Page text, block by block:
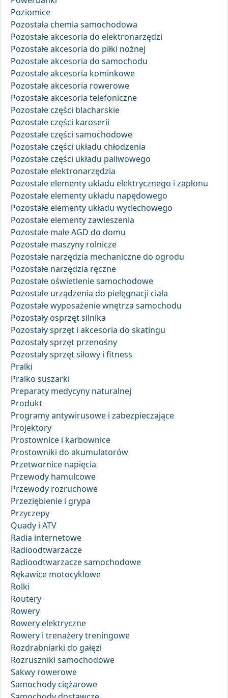
Poziomice
Pozostała chemia samochodowa
Pozostałe akcesoria do elektronarzędzi
Pozostałe akcesoria do piłki nożnej
Pozostałe akcesoria do samochodu
Pozostałe akcesoria kominkowe
Pozostałe akcesoria rowerowe
Pozostałe akcesoria telefoniczne
Pozostałe części blacharskie
Pozostałe części karoserii
Pozostałe części samochodowe
Pozostałe części układu chłodzenia
Pozostałe części układu paliwowego
Pozostałe elektronarzędzia
Pozostałe elementy układu elektrycznego i zapłonu
Pozostałe elementy układu napędowego
Pozostałe elementy układu wydechowego
Pozostałe elementy zawieszenia
Pozostałe małe AGD do domu
Pozostałe maszyny rolnicze
Pozostałe narzędzia mechaniczne do ogrodu
Pozostałe narzędzia ręczne
Pozostałe oświetlenie samochodowe
Pozostałe urządzenia do pielęgnacji ciała
Pozostałe wyposażenie wnętrza samochodu
Pozostały osprzęt silnika
Pozostały sprzęt i akcesoria do skatingu
Pozostały sprzęt przenośny
Pozostały sprzęt siłowy i fitness
Pralki
Pralko suszarki
Preparaty medycyny naturalnej
Produkt
Programy antywirusowe i zabezpieczające
Projektory
Prostownice i karbownice
Prostowniki do akumulatorów
Przetwornice napięcia
Przewody hamulcowe
Przewody rozruchowe
Przeziębienie i grypa
Przyczepy
Quady i ATV
Radia internetowe
Radioodtwarzacze
Radioodtwarzacze samochodowe
Rękawice motocyklowe
Rolki
Routery
Rowery
Rowery elektryczne
Rowery i trenażery treningowe
Rozdrabniarki do gałęzi
Rozruszniki samochodowe
Sakwy rowerowe
Samochody ciężarowe